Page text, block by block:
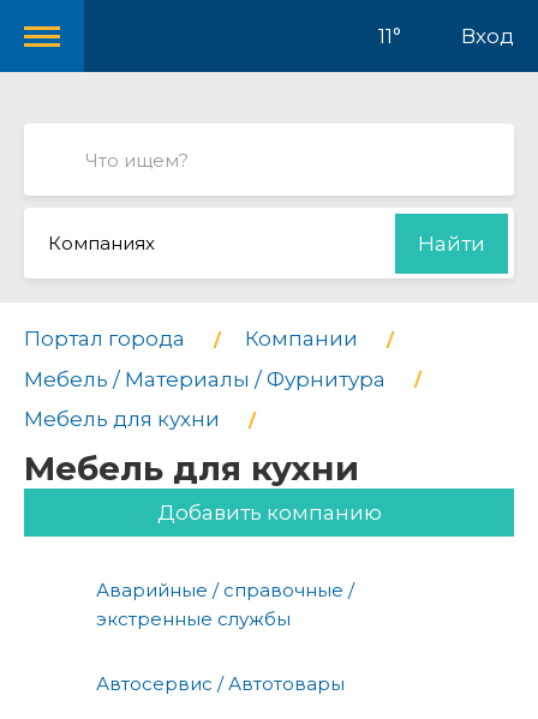
11° Вход
Компаниях Найти
Портал города
Компании
Мебель / Материалы / Фурнитура
Мебель для кухни
Мебель для кухни
Добавить компанию
Аварийные / справочные /
экстренные службы
Автосервис / Автотовары